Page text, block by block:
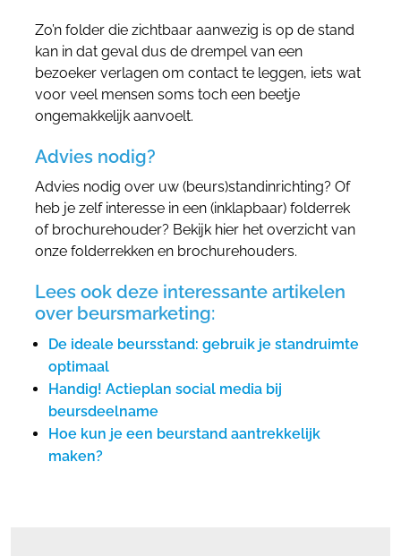
Zo’n folder die zichtbaar aanwezig is op de stand
kan in dat geval dus de drempel van een
bezoeker verlagen om contact te leggen, iets wat
voor veel mensen soms toch een beetje
ongemakkelijk aanvoelt.
Advies nodig?
Advies nodig over uw (beurs)standinrichting? Of
heb je zelf interesse in een (inklapbaar) folderrek
of brochurehouder? Bekijk hier het overzicht van
onze folderrekken en brochurehouders.
Lees ook deze interessante artikelen
over beursmarketing:
De ideale beursstand: gebruik je standruimte
optimaal
Handig! Actieplan social media bij
beursdeelname
Hoe kun je een beurstand aantrekkelijk
maken?